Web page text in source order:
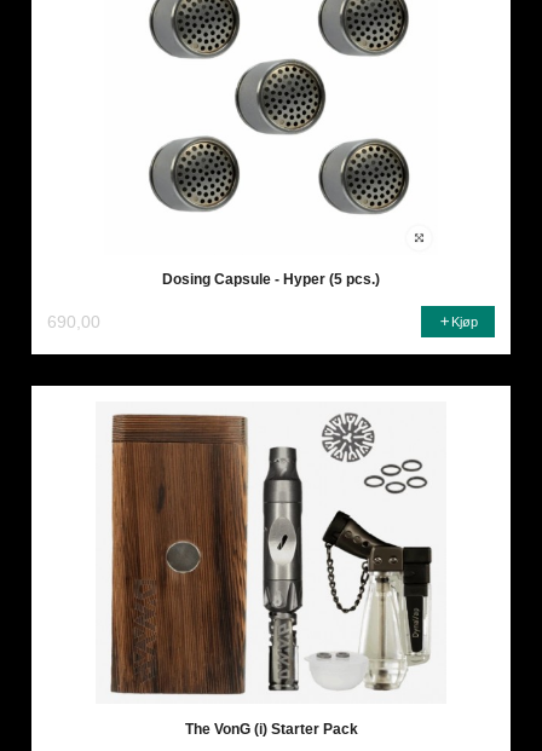
Dosing Capsule - Hyper (5 pcs.)
690,00 Kjøp
The VonG (i) Starter Pack